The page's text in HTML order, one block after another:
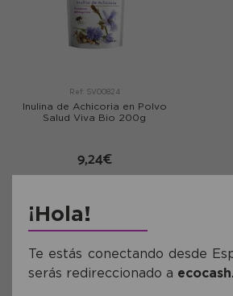
Ref: SV00824
Inulina de Achicoria en Polvo
Salud Viva Bio 200g
9,24€
¡Hola!
Te estás conectando desde
serás redireccionado a